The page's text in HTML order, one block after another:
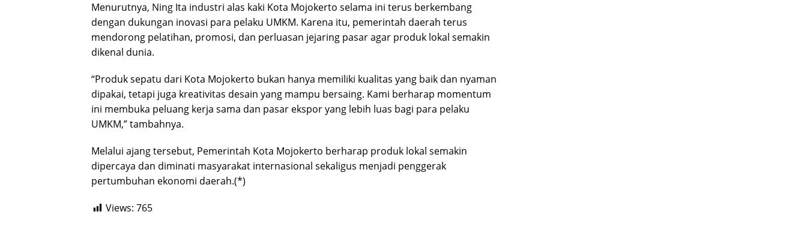
Menurutnya, Ning Ita industri alas kaki Kota Mojokerto selama ini terus berkembang
dengan dukungan inovasi para pelaku UMKM. Karena itu, pemerintah daerah terus
mendorong pelatihan, promosi, dan perluasan jejaring pasar agar produk lokal semakin
dikenal dunia.
“Produk sepatu dari Kota Mojokerto bukan hanya memiliki kualitas yang baik dan nyaman
dipakai, tetapi juga kreativitas desain yang mampu bersaing. Kami berharap momentum
ini membuka peluang kerja sama dan pasar ekspor yang lebih luas bagi para pelaku
UMKM,” tambahnya.
Melalui ajang tersebut, Pemerintah Kota Mojokerto berharap produk lokal semakin
dipercaya dan diminati masyarakat internasional sekaligus menjadi penggerak
pertumbuhan ekonomi daerah.(*)
Views: 765